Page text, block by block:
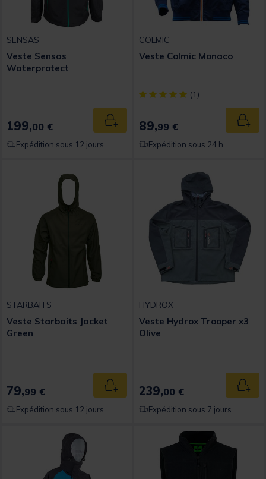
SENSAS
Veste Sensas
Waterprotect
199,00 € Ajouter au panier
Expédition sous 12 jours
COLMIC
Veste Colmic Monaco
[object Object] out of 5
(1)
89,99 €
Expédition sous 24 h
STARBAITS
Veste Starbaits Jacket
Green
79,99 € Ajouter au panier
Expédition sous 12 jours
HYDROX
Veste Hydrox Trooper x3
Olive
239,00 €
Expédition sous 7 jours